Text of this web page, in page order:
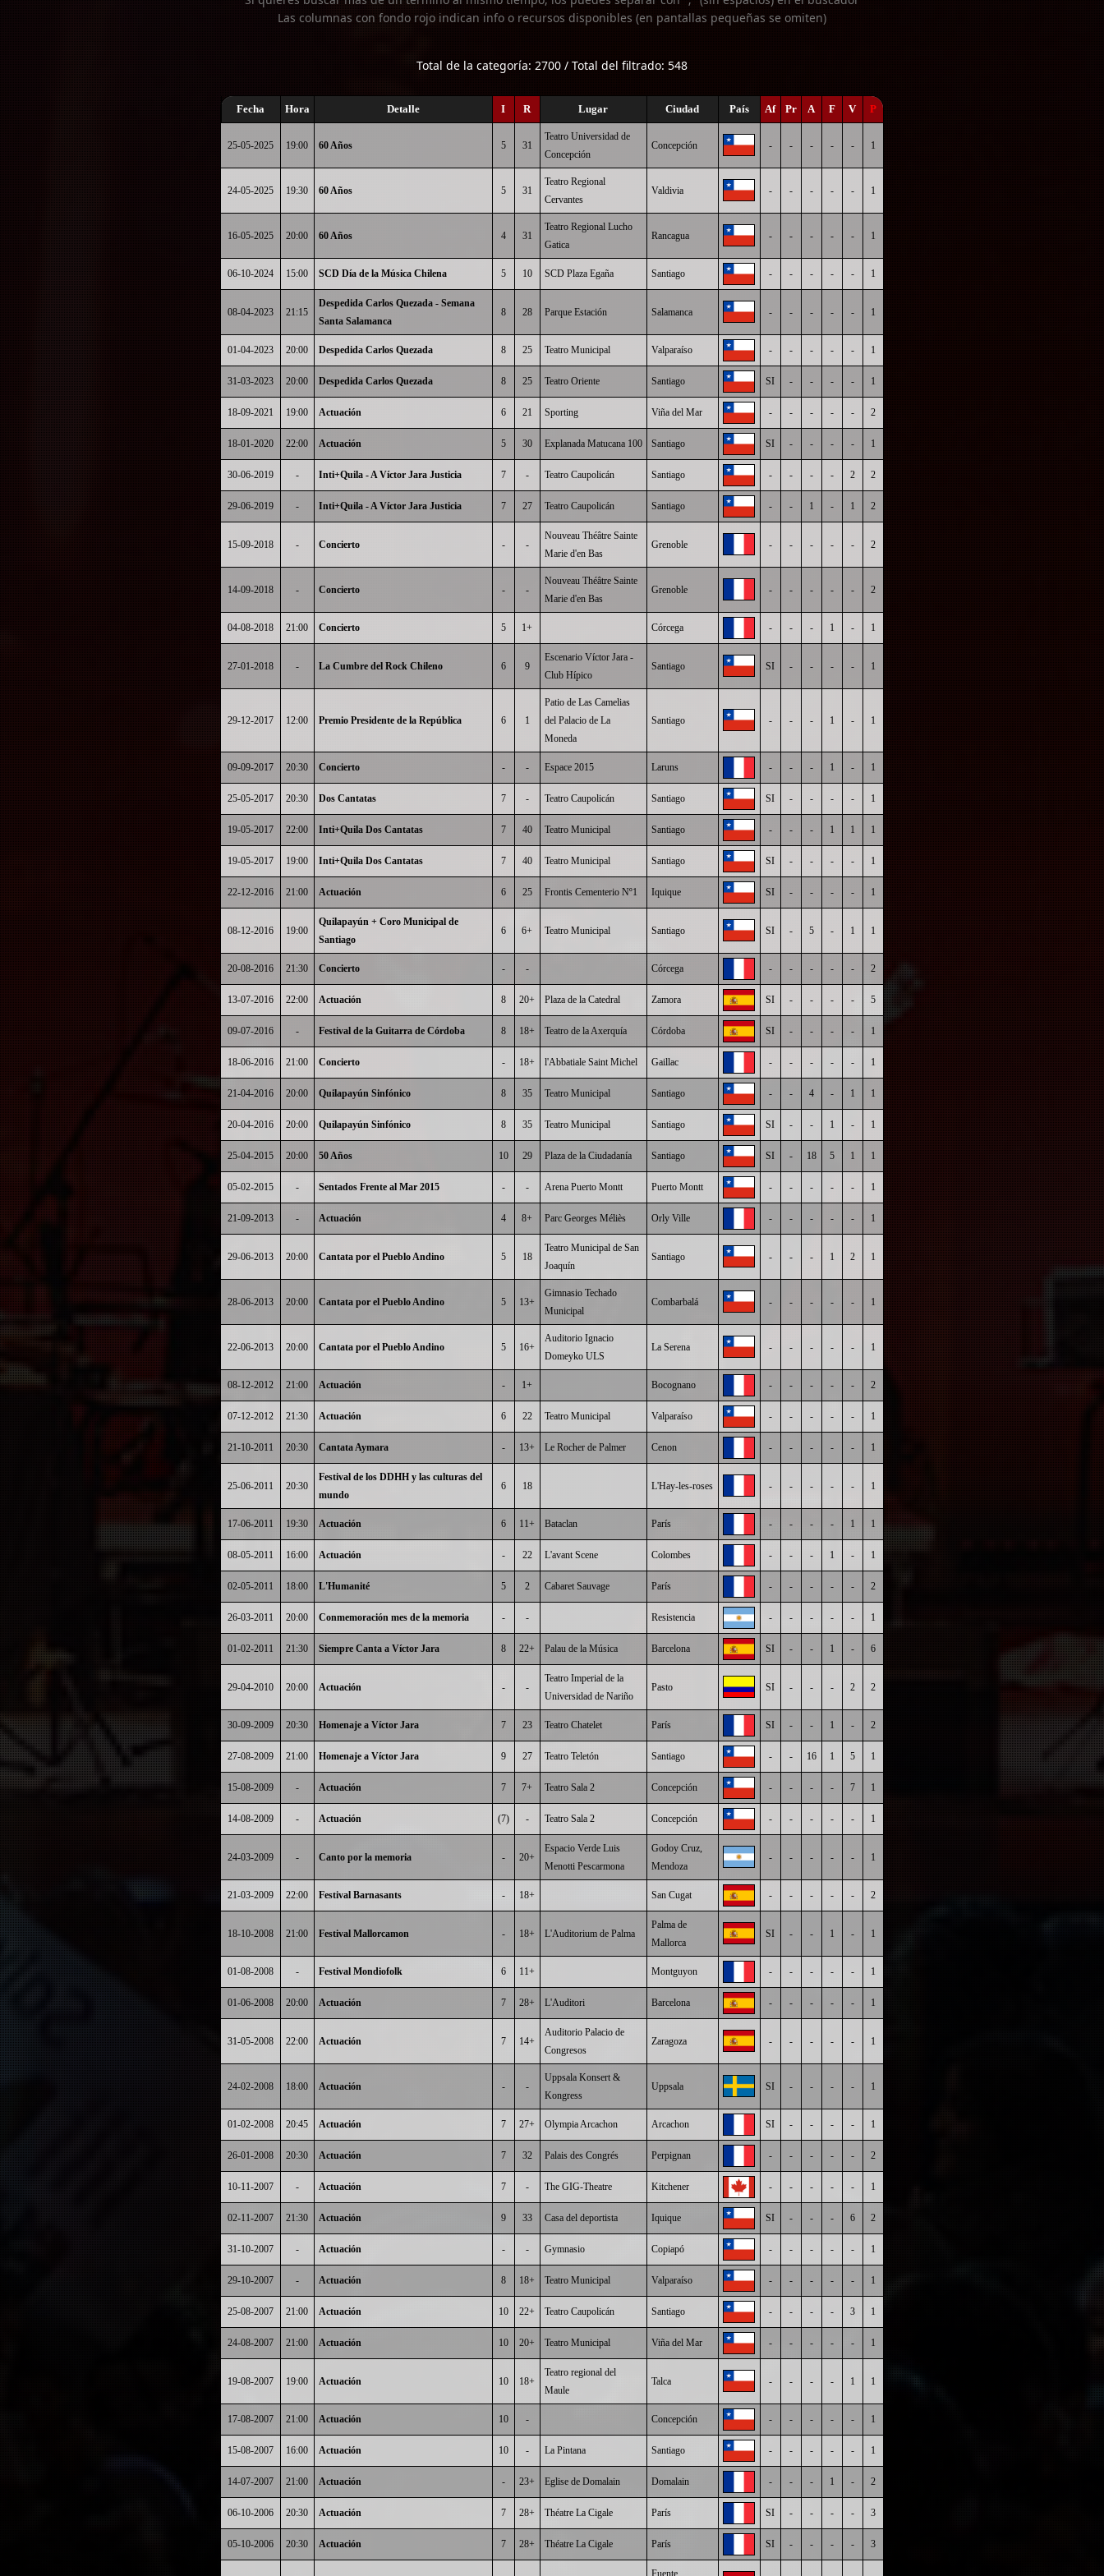
Las columnas con fondo rojo indican info o recursos disponibles (en pantallas pequeñas se omiten)
Total de la categoría: 2700 / Total del filtrado: 548
Fecha Hora Detalle I R Lugar Ciudad País Af Pr A F V P
25-05-2025 19:00 60 Años 5 31
Teatro Universidad de
Concepción
Concepción - - - - - 1
24-05-2025 19:30 60 Años 5 31
Teatro Regional
Cervantes
Valdivia - - - - - 1
16-05-2025 20:00 60 Años 4 31
Teatro Regional Lucho
Gatica
Rancagua - - - - - 1
06-10-2024 15:00 SCD Día de la Música Chilena 5 10 SCD Plaza Egaña Santiago - - - - - 1
08-04-2023 21:15
Despedida Carlos Quezada - Semana
Santa Salamanca
8 28 Parque Estación Salamanca - - - - - 1
01-04-2023 20:00 Despedida Carlos Quezada 8 25 Teatro Municipal Valparaíso - - - - - 1
31-03-2023 20:00 Despedida Carlos Quezada 8 25 Teatro Oriente Santiago SI - - - - 1
18-09-2021 19:00 Actuación 6 21 Sporting Viña del Mar - - - - - 2
18-01-2020 22:00 Actuación 5 30 Explanada Matucana 100 Santiago SI - - - - 1
30-06-2019 - Inti+Quila - A Víctor Jara Justicia 7 - Teatro Caupolicán Santiago - - - - 2 2
29-06-2019 - Inti+Quila - A Víctor Jara Justicia 7 27 Teatro Caupolicán Santiago - - 1 - 1 2
15-09-2018 - Concierto - -
Nouveau Théâtre Sainte
Marie d'en Bas
Grenoble - - - - - 2
14-09-2018 - Concierto - -
Nouveau Théâtre Sainte
Marie d'en Bas
Grenoble - - - - - 2
04-08-2018 21:00 Concierto 5 1+ Córcega - - - 1 - 1
27-01-2018 - La Cumbre del Rock Chileno 6 9
Escenario Víctor Jara -
Club Hípico
Santiago SI - - - - 1
29-12-2017 12:00 Premio Presidente de la República 6 1
Patio de Las Camelias
del Palacio de La
Moneda
Santiago - - - 1 - 1
09-09-2017 20:30 Concierto - - Espace 2015 Laruns - - - 1 - 1
25-05-2017 20:30 Dos Cantatas 7 - Teatro Caupolicán Santiago SI - - - - 1
19-05-2017 22:00 Inti+Quila Dos Cantatas 7 40 Teatro Municipal Santiago - - - 1 1 1
19-05-2017 19:00 Inti+Quila Dos Cantatas 7 40 Teatro Municipal Santiago SI - - - - 1
22-12-2016 21:00 Actuación 6 25 Frontis Cementerio Nº1 Iquique SI - - - - 1
08-12-2016 19:00
Quilapayún + Coro Municipal de
Santiago
6 6+ Teatro Municipal Santiago SI - 5 - 1 1
20-08-2016 21:30 Concierto - - Córcega - - - - - 2
13-07-2016 22:00 Actuación 8 20+ Plaza de la Catedral Zamora SI - - - - 5
09-07-2016 - Festival de la Guitarra de Córdoba 8 18+ Teatro de la Axerquía Córdoba SI - - - - 1
18-06-2016 21:00 Concierto - 18+ l'Abbatiale Saint Michel Gaillac - - - - - 1
21-04-2016 20:00 Quilapayún Sinfónico 8 35 Teatro Municipal Santiago - - 4 - 1 1
20-04-2016 20:00 Quilapayún Sinfónico 8 35 Teatro Municipal Santiago SI - - 1 - 1
25-04-2015 20:00 50 Años 10 29 Plaza de la Ciudadanía Santiago SI - 18 5 1 1
05-02-2015 - Sentados Frente al Mar 2015 - - Arena Puerto Montt Puerto Montt - - - - - 1
21-09-2013 - Actuación 4 8+ Parc Georges Méliès Orly Ville - - - - - 1
29-06-2013 20:00 Cantata por el Pueblo Andino 5 18
Teatro Municipal de San
Joaquín
Santiago - - - 1 2 1
28-06-2013 20:00 Cantata por el Pueblo Andino 5 13+
Gimnasio Techado
Municipal
Combarbalá - - - - - 1
22-06-2013 20:00 Cantata por el Pueblo Andino 5 16+
Auditorio Ignacio
Domeyko ULS
La Serena - - - - - 1
08-12-2012 21:00 Actuación - 1+ Bocognano - - - - - 2
07-12-2012 21:30 Actuación 6 22 Teatro Municipal Valparaíso - - - - - 1
21-10-2011 20:30 Cantata Aymara - 13+ Le Rocher de Palmer Cenon - - - - - 1
25-06-2011 20:30
Festival de los DDHH y las culturas del
mundo
6 18 L'Hay-les-roses - - - - - 1
17-06-2011 19:30 Actuación 6 11+ Bataclan París - - - - 1 1
08-05-2011 16:00 Actuación - 22 L'avant Scene Colombes - - - 1 - 1
02-05-2011 18:00 L'Humanité 5 2 Cabaret Sauvage París - - - - - 2
26-03-2011 20:00 Conmemoración mes de la memoria - - Resistencia - - - - - 1
01-02-2011 21:30 Siempre Canta a Víctor Jara 8 22+ Palau de la Música Barcelona SI - - 1 - 6
29-04-2010 20:00 Actuación - -
Teatro Imperial de la
Universidad de Nariño
Pasto SI - - - 2 2
30-09-2009 20:30 Homenaje a Víctor Jara 7 23 Teatro Chatelet París SI - - 1 - 2
27-08-2009 21:00 Homenaje a Víctor Jara 9 27 Teatro Teletón Santiago - - 16 1 5 1
15-08-2009 - Actuación 7 7+ Teatro Sala 2 Concepción - - - - 7 1
14-08-2009 - Actuación (7) - Teatro Sala 2 Concepción - - - - - 1
24-03-2009 - Canto por la memoria - 20+
Espacio Verde Luis
Menotti Pescarmona
Godoy Cruz,
Mendoza
- - - - - 1
21-03-2009 22:00 Festival Barnasants - 18+ San Cugat - - - - - 2
18-10-2008 21:00 Festival Mallorcamon - 18+ L'Auditorium de Palma
Palma de
Mallorca
SI - - 1 - 1
01-08-2008 - Festival Mondiofolk 6 11+ Montguyon - - - - - 1
01-06-2008 20:00 Actuación 7 28+ L'Auditori Barcelona - - - - - 1
31-05-2008 22:00 Actuación 7 14+
Auditorio Palacio de
Congresos
Zaragoza - - - - - 1
24-02-2008 18:00 Actuación - -
Uppsala Konsert &
Kongress
Uppsala SI - - - - 1
01-02-2008 20:45 Actuación 7 27+ Olympia Arcachon Arcachon SI - - - - 1
26-01-2008 20:30 Actuación 7 32 Palais des Congrés Perpignan - - - - - 2
10-11-2007 - Actuación 7 - The GIG-Theatre Kitchener - - - - - 1
02-11-2007 21:30 Actuación 9 33 Casa del deportista Iquique SI - - - 6 2
31-10-2007 - Actuación - - Gymnasio Copiapó - - - - - 1
29-10-2007 - Actuación 8 18+ Teatro Municipal Valparaíso - - - - - 1
25-08-2007 21:00 Actuación 10 22+ Teatro Caupolicán Santiago - - - - 3 1
24-08-2007 21:00 Actuación 10 20+ Teatro Municipal Viña del Mar - - - - - 1
19-08-2007 19:00 Actuación 10 18+
Teatro regional del
Maule
Talca - - - - 1 1
17-08-2007 21:00 Actuación 10 - Concepción - - - - - 1
15-08-2007 16:00 Actuación 10 - La Pintana Santiago - - - - - 1
14-07-2007 21:00 Actuación - 23+ Eglise de Domalain Domalain - - - 1 - 2
06-10-2006 20:30 Actuación 7 28+ Théatre La Cigale París SI - - - - 3
05-10-2006 20:30 Actuación 7 28+ Théatre La Cigale París SI - - - - 3
Fuente